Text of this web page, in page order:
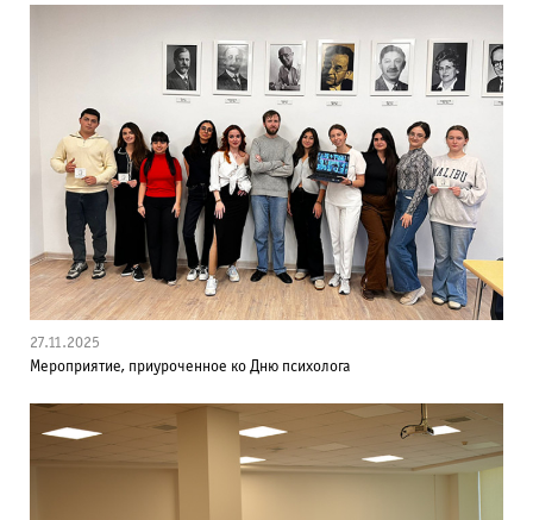
27.11.2025
Мероприятие, приуроченное ко Дню психолога